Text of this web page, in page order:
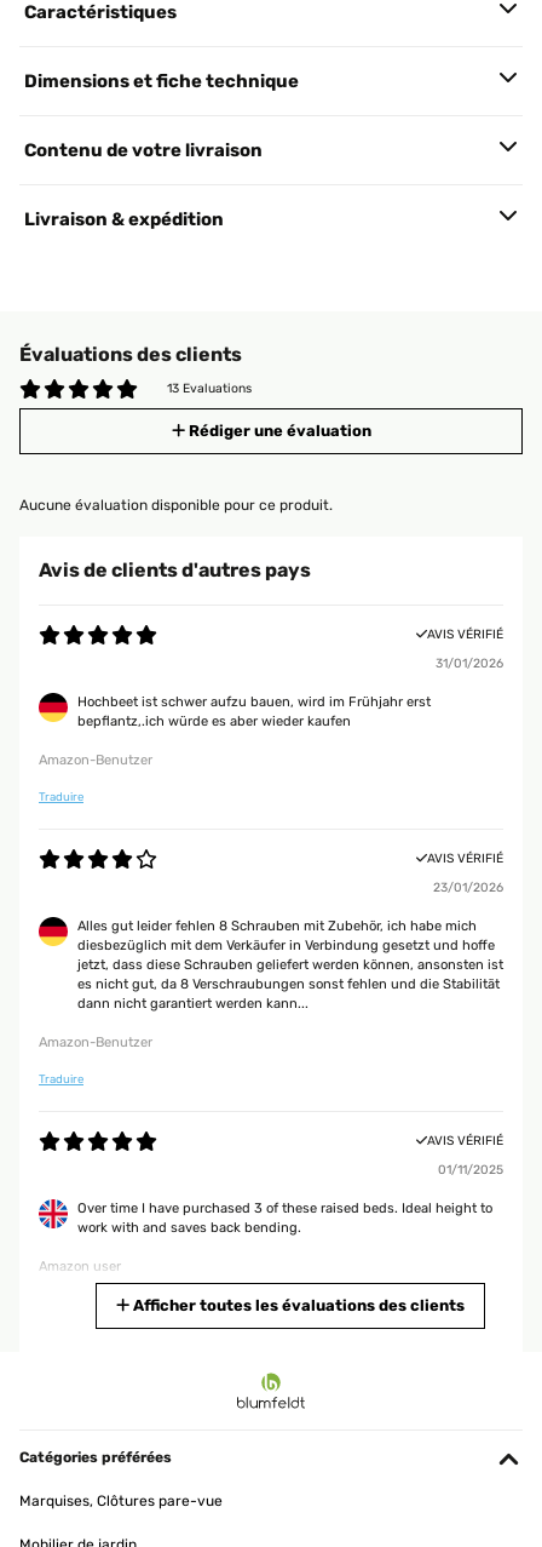
Caractéristiques
Dimensions et fiche technique
Contenu de votre livraison
Livraison & expédition
Évaluations des clients
13 Evaluations
Rédiger une évaluation
Aucune évaluation disponible pour ce produit.
Avis de clients d'autres pays
AVIS VÉRIFIÉ
31/01/2026
Hochbeet ist schwer aufzu bauen, wird im Frühjahr erst
bepflantz,.ich würde es aber wieder kaufen
Amazon-Benutzer
Traduire
AVIS VÉRIFIÉ
23/01/2026
Alles gut leider fehlen 8 Schrauben mit Zubehör, ich habe mich
diesbezüglich mit dem Verkäufer in Verbindung gesetzt und hoffe
jetzt, dass diese Schrauben geliefert werden können, ansonsten ist
es nicht gut, da 8 Verschraubungen sonst fehlen und die Stabilität
dann nicht garantiert werden kann...
Amazon-Benutzer
Traduire
AVIS VÉRIFIÉ
01/11/2025
Over time I have purchased 3 of these raised beds. Ideal height to
work with and saves back bending.
Amazon user
Afficher toutes les évaluations des clients
Catégories préférées
Marquises, Clôtures pare-vue